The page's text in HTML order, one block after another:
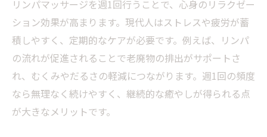
リンパマッサージを週1回行うことで、心身のリラクゼー
ション効果が高まります。現代人はストレスや疲労が蓄
積しやすく、定期的なケアが必要です。例えば、リンパ
の流れが促進されることで老廃物の排出がサポートさ
れ、むくみやだるさの軽減につながります。週1回の頻度
なら無理なく続けやすく、継続的な癒やしが得られる点
が大きなメリットです。